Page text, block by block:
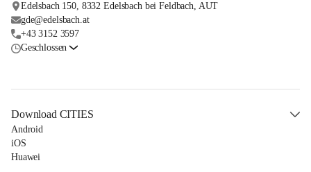
Edelsbach 150, 8332 Edelsbach bei Feldbach, AUT
gde@edelsbach.at
+43 3152 3597
Geschlossen
Download CITIES
Android
iOS
Huawei